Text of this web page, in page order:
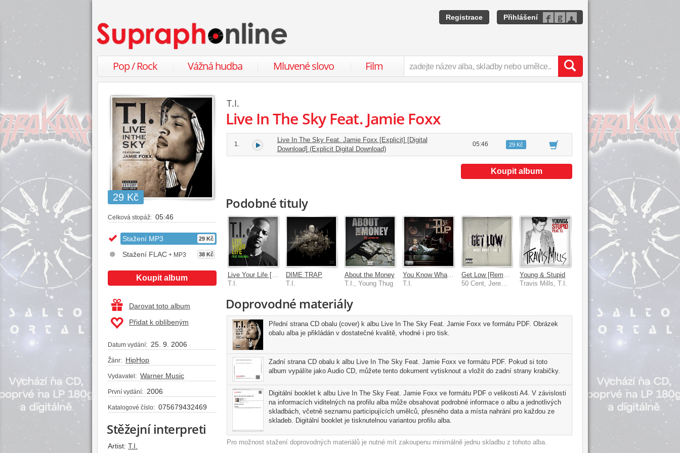
Registrace Přihlášení
Pop / Rock Vážná hudba Mluvené slovo Film
29 Kč
Celková stopáž: 05:46
Stažení MP3 29 Kč
Stažení FLAC + MP3 38 Kč
Koupit album
Darovat toto album
Přidat k oblíbeným
Datum vydání: 25. 9. 2006
Žánr: HipHop
Vydavatel: Warner Music
První vydání: 2006
Katalogové číslo: 075679432469
Stěžejní interpreti
Artist: T.I.
T.I.
Live In The Sky Feat. Jamie Foxx
1.
Live In The Sky Feat. Jamie Foxx [Explicit] [Digital
Download] (Explicit Digital Download)
05:46 29 Kč
Koupit album
Podobné tituly
Live Your Life [Feat. Rihanna]
T.I.
DIME TRAP
T.I.
About the Money
T.I., Young Thug
T.I.
50 Cent, Jeremih, T.I., 2 Chainz
Young & Stupid
Travis Mills, T.I.
Doprovodné materiály
Přední strana CD obalu (cover) k albu Live In The Sky Feat. Jamie Foxx ve formátu PDF. Obrázek
obalu alba je přikládán v dostatečné kvalitě, vhodné i pro tisk.
Zadní strana CD obalu k albu Live In The Sky Feat. Jamie Foxx ve formátu PDF. Pokud si toto
album vypálíte jako Audio CD, můžete tento dokument vytisknout a vložit do zadní strany krabičky.
Digitální booklet k albu Live In The Sky Feat. Jamie Foxx ve formátu PDF o velikosti A4. V závislosti
na informacích viditelných na profilu alba může obsahovat podrobné informace o albu a jednotlivých
skladbách, včetně seznamu participujících umělců, přesného data a místa nahrání pro každou ze
skladeb. Digitální booklet je tisknutelnou variantou profilu alba.
Pro možnost stažení doprovodných materiálů je nutné mít zakoupenu minimálně jednu skladbu z tohoto alba.